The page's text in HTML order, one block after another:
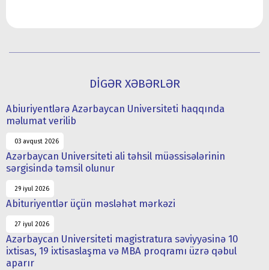
DİGƏR XƏBƏRLƏR
Abiuriyentlərə Azərbaycan Universiteti haqqında
məlumat verilib
03 avqust 2026
Azərbaycan Universiteti ali təhsil müəssisələrinin
sərgisində təmsil olunur
29 iyul 2026
Abituriyentlər üçün məsləhət mərkəzi
27 iyul 2026
Azərbaycan Universiteti magistratura səviyyəsinə 10
ixtisas, 19 ixtisaslaşma və MBA proqramı üzrə qəbul
aparır